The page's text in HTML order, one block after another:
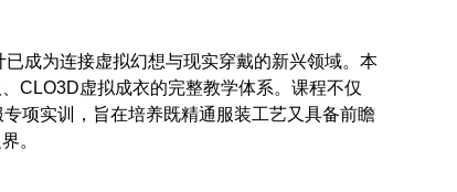
成为连接虚拟幻想与现实穿戴的新兴领域。本
CLO3D虚拟成衣的完整教学体系。课程不仅
项实训，旨在培养既精通服装工艺又具备前瞻
。